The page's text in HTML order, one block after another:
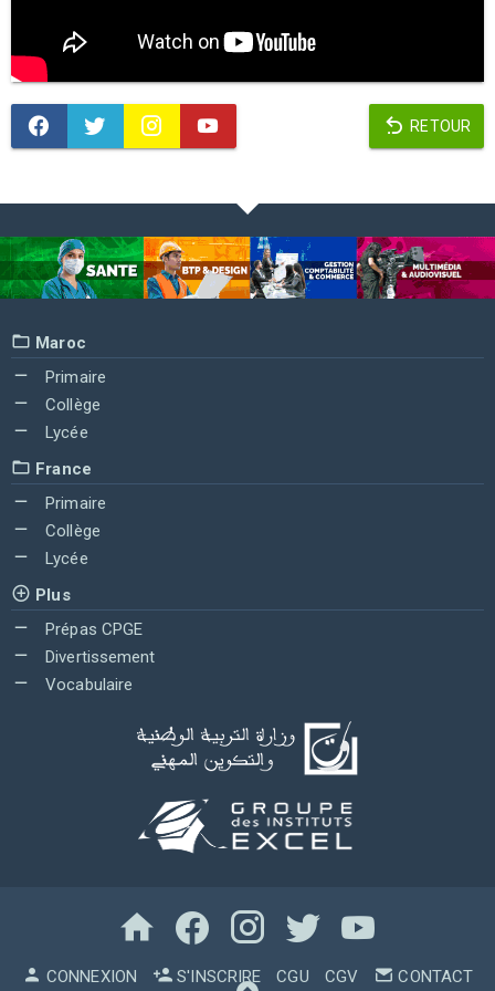
RETOUR
Maroc
Primaire
Collège
Lycée
France
Primaire
Collège
Lycée
Plus
Prépas CPGE
Divertissement
Vocabulaire
CONNEXION S'INSCRIRE CGU CGV CONTACT